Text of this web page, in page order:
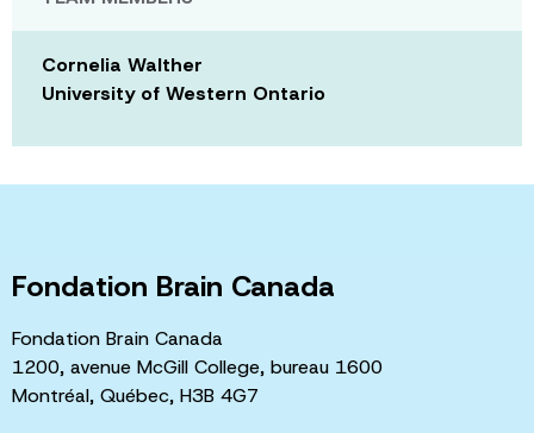
Cornelia Walther
University of Western Ontario
Fondation Brain Canada
Fondation Brain Canada
1200, avenue McGill College, bureau 1600
Montréal, Québec, H3B 4G7